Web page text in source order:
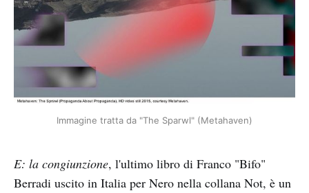
Immagine tratta da "The Sparwl" (Metahaven)
E: la congiunzione, l'ultimo libro di Franco "Bifo"
Berradi uscito in Italia per Nero nella collana Not, è un